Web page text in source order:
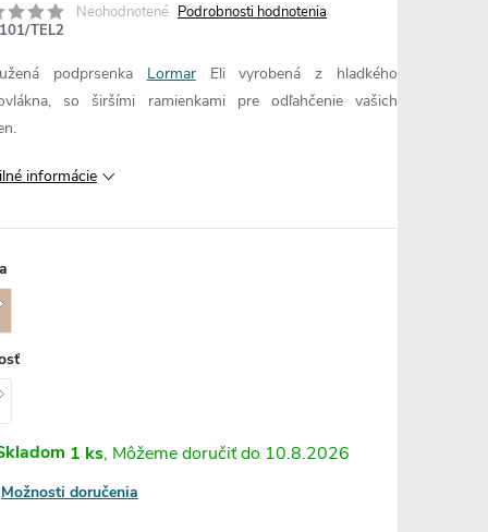
Neohodnotené Podrobnosti hodnotenia
101/TEL2
podprsenka LormarEli vyrobená z hladkého
so širšími ramienkami pre odľahčenie vašich
informácie
1 ks 10.8.2026
Možnosti doručenia